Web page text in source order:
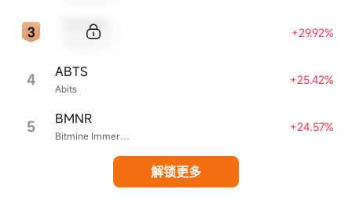
+29.92%
4 Abits
ABTS +25.42%
5 Bitmine Immersion Technologies
BMNR +24.57%
解锁更多